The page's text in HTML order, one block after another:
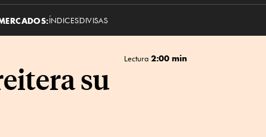
ÍNDICESDIVISAS
Lectura 2:00 min
su